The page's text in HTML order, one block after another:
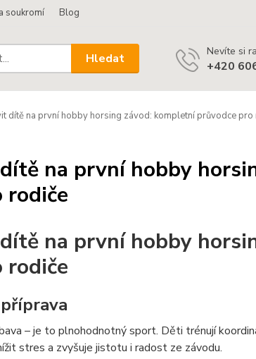
soukromí Blog
Hledat Nevíte si
+420
dítě na první hobby horsing závod: kompletní průvodce pro
na první hobby
rodiče
na první hobby
rodiče
– je to plnohodnotný sport. Děti trénují
stres a zvyšuje jistotu i radost ze závodu.